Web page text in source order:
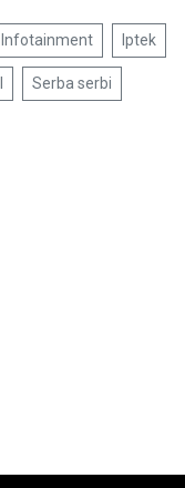
Infotainment Iptek
Serba serbi